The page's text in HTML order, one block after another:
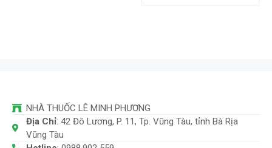
NHÀ THUỐC LÊ MINH PHƯƠNG
Địa Chỉ: 42 Đô Lương, P. 11, Tp. Vũng Tàu, tỉnh Bà Rịa
Vũng Tàu